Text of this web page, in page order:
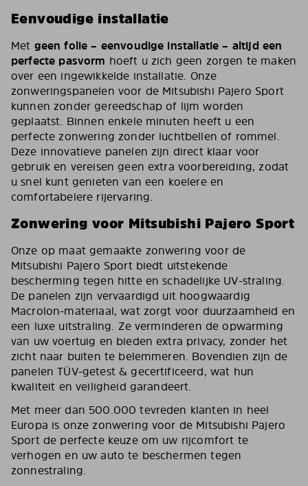
Eenvoudige installatie
Met geen folie – eenvoudige installatie – altijd een
perfecte pasvorm hoeft u zich geen zorgen te maken
over een ingewikkelde installatie. Onze
zonweringspanelen voor de Mitsubishi Pajero Sport
kunnen zonder gereedschap of lijm worden
geplaatst. Binnen enkele minuten heeft u een
perfecte zonwering zonder luchtbellen of rommel.
Deze innovatieve panelen zijn direct klaar voor
gebruik en vereisen geen extra voorbereiding, zodat
u snel kunt genieten van een koelere en
comfortabelere rijervaring.
Zonwering voor Mitsubishi Pajero Sport
Onze op maat gemaakte zonwering voor de
Mitsubishi Pajero Sport biedt uitstekende
bescherming tegen hitte en schadelijke UV-straling.
De panelen zijn vervaardigd uit hoogwaardig
Macrolon-materiaal, wat zorgt voor duurzaamheid en
een luxe uitstraling. Ze verminderen de opwarming
van uw voertuig en bieden extra privacy, zonder het
zicht naar buiten te belemmeren. Bovendien zijn de
panelen TÜV-getest & gecertificeerd, wat hun
kwaliteit en veiligheid garandeert.
Met meer dan 500.000 tevreden klanten in heel
Europa is onze zonwering voor de Mitsubishi Pajero
Sport de perfecte keuze om uw rijcomfort te
verhogen en uw auto te beschermen tegen
zonnestraling.